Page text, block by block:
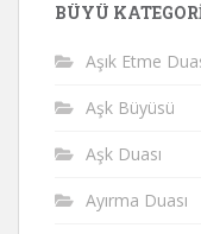
BÜYÜ
Aşık Etme
Aşk Büyüsü
Aşk Duası
Ayırma Duası